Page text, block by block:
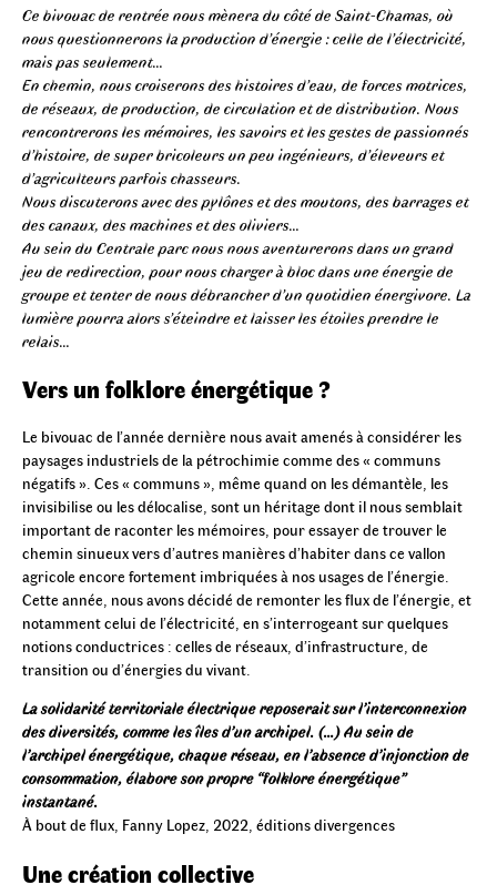
Ce bivouac de rentrée nous mènera du côté de Saint-Chamas, où
nous questionnerons la production d’énergie : celle de l’électricité,
mais pas seulement…
En chemin, nous croiserons des histoires d’eau, de forces motrices,
de réseaux, de production, de circulation et de distribution. Nous
rencontrerons les mémoires, les savoirs et les gestes de passionnés
d’histoire, de super bricoleurs un peu ingénieurs, d’éleveurs et
d’agriculteurs parfois chasseurs.
Nous discuterons avec des pylônes et des moutons, des barrages et
des canaux, des machines et des oliviers…
Au sein du Centrale parc nous nous aventurerons dans un grand
jeu de redirection, pour nous charger à bloc dans une énergie de
groupe et tenter de nous débrancher d’un quotidien énergivore. La
lumière pourra alors s’éteindre et laisser les étoiles prendre le
relais…
Vers un folklore énergétique ?
Le bivouac de l’année dernière nous avait amenés à considérer les
paysages industriels de la pétrochimie comme des « communs
négatifs ». Ces « communs », même quand on les démantèle, les
invisibilise ou les délocalise, sont un héritage dont il nous semblait
important de raconter les mémoires, pour essayer de trouver le
chemin sinueux vers d’autres manières d’habiter dans ce vallon
agricole encore fortement imbriquées à nos usages de l’énergie.
Cette année, nous avons décidé de remonter les flux de l’énergie, et
notamment celui de l’électricité, en s’interrogeant sur quelques
notions conductrices : celles de réseaux, d’infrastructure, de
transition ou d’énergies du vivant.
La solidarité territoriale électrique reposerait sur l’interconnexion
des diversités, comme les îles d’un archipel. (…) Au sein de
l’archipel énergétique, chaque réseau, en l’absence d’injonction de
consommation, élabore son propre “folklore énergétique”
instantané.
À bout de flux, Fanny Lopez, 2022, éditions divergences
Une création collective